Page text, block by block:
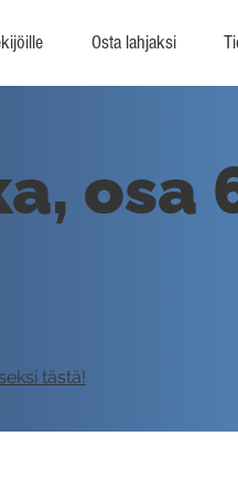
Osta lahjaksi
osa
tästä!